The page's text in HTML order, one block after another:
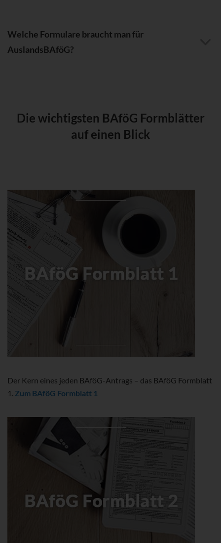
Welche Formulare braucht man für
AuslandsBAföG?
Die wichtigsten BAföG Formblätter
auf einen Blick
Der Kern eines jeden BAföG-Antrags – das BAföG Formblatt
1. Zum BAföG Formblatt 1